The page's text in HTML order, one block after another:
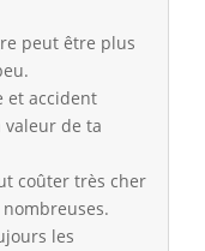
peut être plus
et accident
de ta
coûter très cher
les